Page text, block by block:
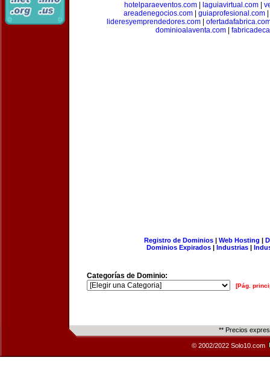
hotelparaeventos.com
laguiavirtual.com
areadenegocios.com
guiaprofesional.com
lideresyemprendedores.com
dominioalaventa.com|
Registro de Dominios| Web Hosting |
Dominios Expirados | Industrias |
Categorías de Dominio:
[Pág.
** Precios
© 2002/2022 Solo10.com